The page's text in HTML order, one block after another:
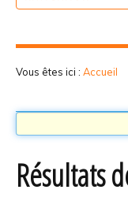
Vous êtes ici : Accueil
Résultats